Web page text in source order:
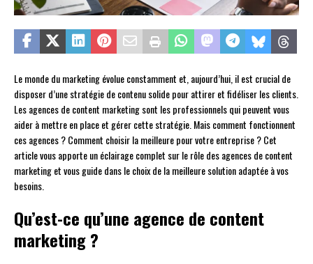
Le monde du marketing évolue constamment et, aujourd’hui, il est crucial de
disposer d’une stratégie de contenu solide pour attirer et fidéliser les clients.
Les agences de content marketing sont les professionnels qui peuvent vous
aider à mettre en place et gérer cette stratégie. Mais comment fonctionnent
ces agences ? Comment choisir la meilleure pour votre entreprise ? Cet
article vous apporte un éclairage complet sur le rôle des agences de content
marketing et vous guide dans le choix de la meilleure solution adaptée à vos
besoins.
Qu’est-ce qu’une agence de content
marketing ?